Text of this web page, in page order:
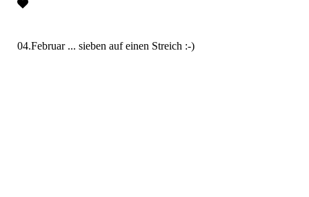
04.Februar ... sieben auf einen Streich :-)